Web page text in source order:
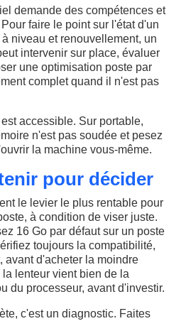
demande des compétences et
faire le point sur l'état d'un
niveau et renouvellement, un
intervenir sur place, évaluer
une optimisation poste par
complet quand il n'est pas
accessible. Sur portable,
n'est pas soudée et pesez
la machine vous-même.
pour décider
le levier le plus rentable pour
à condition de viser juste.
16 Go par défaut sur un poste
toujours la compatibilité,
avant d'acheter la moindre
lenteur vient bien de la
du processeur, avant d'investir.
c'est un diagnostic. Faites